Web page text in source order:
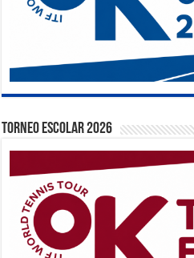
TORNEO ESCOLAR 2026